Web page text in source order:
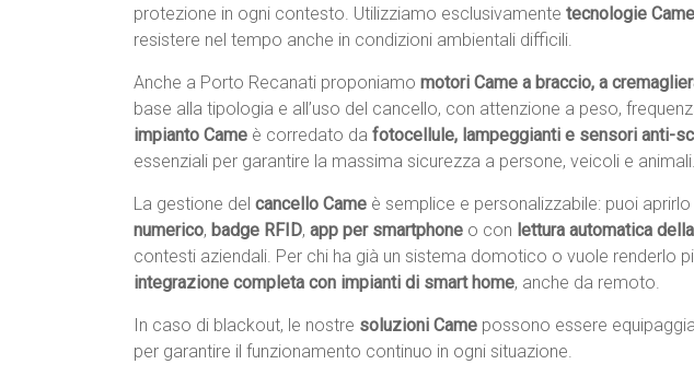
protezione in ogni contesto. Utilizziamo esclusivamente tecnologie
resistere nel tempo anche in condizioni ambientali difficili.
Anche a Porto Recanati proponiamo motori Came a braccio, a
base alla tipologia e all’uso del cancello, con attenzione a peso,
impianto Came è corredato da fotocellule, lampeggianti e sensori anti-
essenziali per garantire la massima sicurezza a persone, veicoli e animali.
La gestione del cancello Came è semplice e personalizzabile: puoi
numerico, badge RFID, app per smartphone o con lettura automatica
contesti aziendali. Per chi ha già un sistema domotico o vuole renderlo
integrazione completa con impianti di smart home, anche da remoto.
In caso di blackout, le nostre soluzioni Came possono essere
per garantire il funzionamento continuo in ogni situazione.